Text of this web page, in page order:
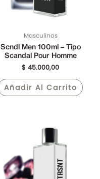
Masculinos
Scndl Men 100ml – Tipo
Scandal Pour Homme
$ 45.000,00
Añadir Al Carrito